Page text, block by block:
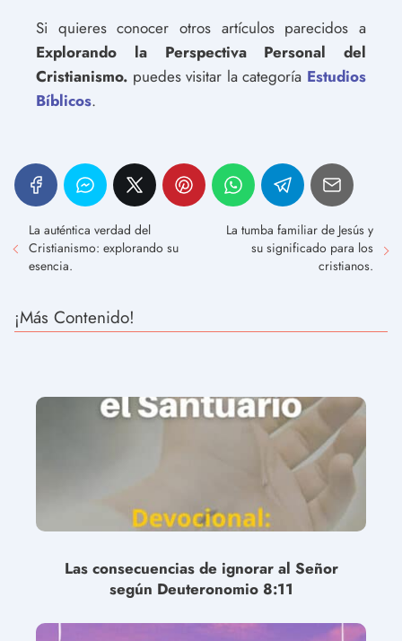
Si quieres conocer otros artículos parecidos a
Explorando la Perspectiva Personal del
Cristianismo. puedes visitar la categoría Estudios
Bíblicos.
La auténtica verdad del
Cristianismo: explorando su
esencia.
La tumba familiar de Jesús y
su significado para los
cristianos.
¡Más Contenido!
Las consecuencias de ignorar al Señor
según Deuteronomio 8:11